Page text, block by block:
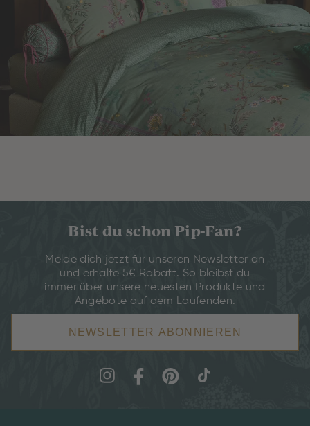
Bist du schon Pip-Fan?
Melde dich jetzt für unseren Newsletter an
und erhalte 5€ Rabatt. So bleibst du
immer über unsere neuesten Produkte und
Angebote auf dem Laufenden.
NEWSLETTER ABONNIEREN